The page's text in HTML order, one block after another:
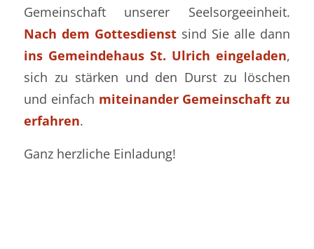
Gemeinschaft unserer Seelsorgeeinheit.
Nach dem Gottesdienstsind Sie alle dann
ins Gemeindehaus St. Ulrich eingeladen,
sich zu stärken und den Durst zu löschen
und einfach miteinander Gemeinschaft zu
erfahren.
Ganz herzliche Einladung!